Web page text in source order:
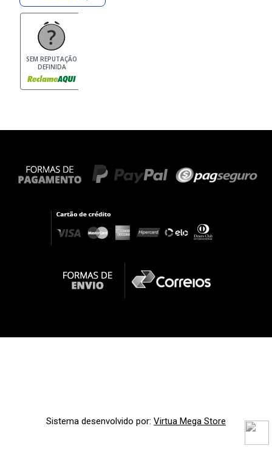
SEM REPUTAÇÃO
DEFINIDA
Sistema desenvolvido por: Virtua Mega Store